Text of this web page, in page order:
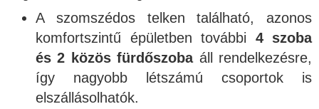
A szomszédos telken található, azonos
komfortszintű épületben további 4 szoba
és 2 közös fürdőszobaáll rendelkezésre,
így nagyobb létszámú csoportok is
elszállásolhatók.